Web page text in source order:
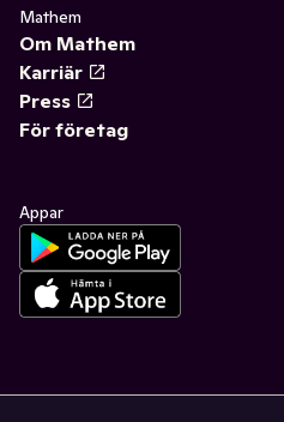
Mathem
Om Mathem
Karriär
Press
För företag
Appar